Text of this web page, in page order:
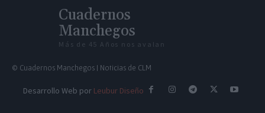
Cuadernos
Manchegos
Más de 45 Años nos avalan
© Cuadernos Manchegos | Noticias de CLM
Desarrollo Web por Leubur Diseño